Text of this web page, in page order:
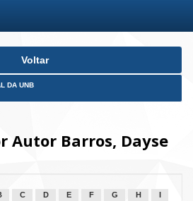
Voltar
DA UNB
Autor Barros, Dayse
C D E F G H